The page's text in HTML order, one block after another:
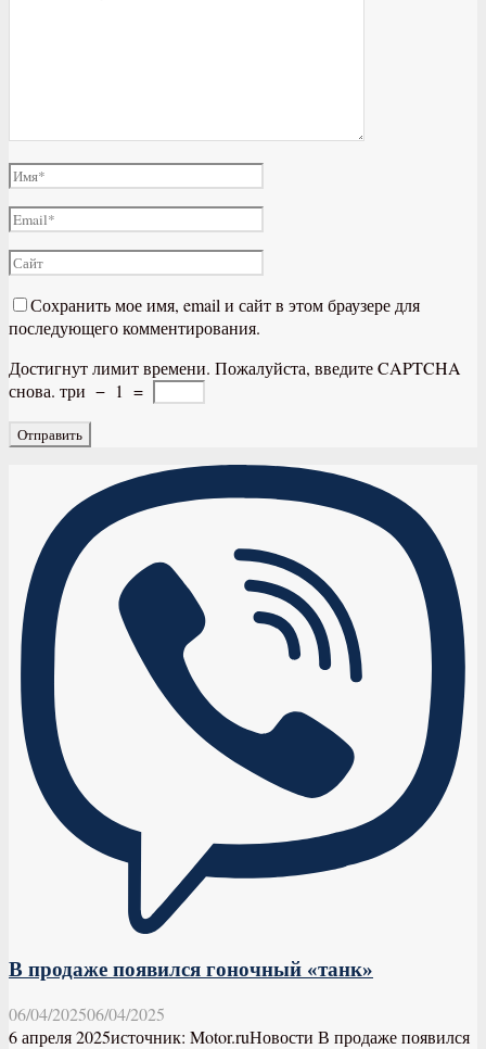
Сохранить мое имя, email и сайт в этом браузере для
последующего комментирования.
Достигнут лимит времени. Пожалуйста, введите CAPTCHA
снова. три − 1 =
В продаже появился гоночный «танк»
06/04/202506/04/2025
6 апреля 2025источник: Motor.ruНовости В продаже появился